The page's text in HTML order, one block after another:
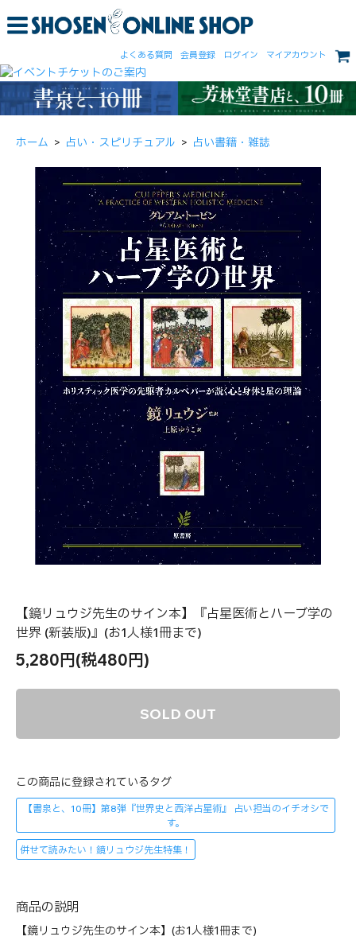
よくある質問 会員登録 ログイン マイアカウント
ホーム > 占い・スピリチュアル > 占い書籍・雑誌
【鏡リュウジ先生のサイン本】『占星医術とハーブ学の
世界 (新装版)』(お1人様1冊まで)
5,280円(税480円)
SOLD OUT
この商品に登録されているタグ
【書泉と、10冊】第8弾『世界史と西洋占星術』 占い担当のイチオシで
す。
併せて読みたい！鏡リュウジ先生特集！
商品の説明
【鏡リュウジ先生のサイン本】(お1人様1冊まで)